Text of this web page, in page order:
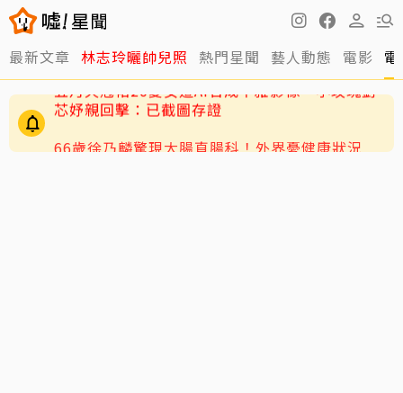
最新文章 林志玲曬帥兒照 熱門星聞 藝人動態 電影
66歲徐乃麟驚現大腸直腸科！外界憂健康狀況